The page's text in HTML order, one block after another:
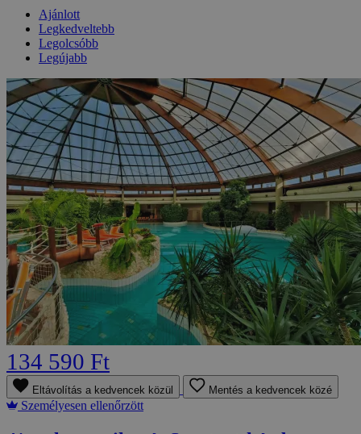
Ajánlott
Legkedveltebb
Legolcsóbb
Legújabb
134 590 Ft
Eltávolítás a kedvencek közül Mentés a kedvencek közé
Személyesen ellenőrzött